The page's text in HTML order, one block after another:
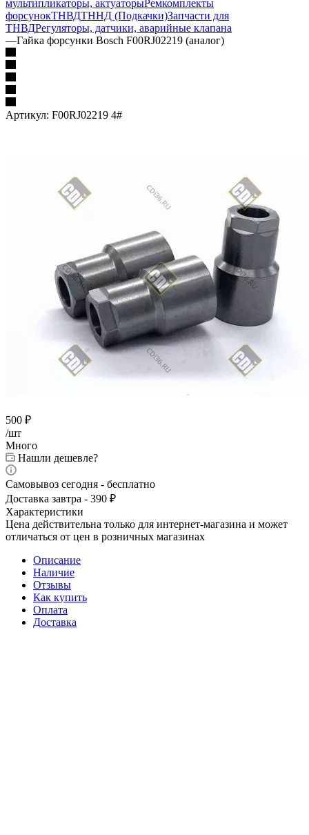
мультипликаторы, актуаторыРемкомплекты
форсунокТНВДТННД (Подкачки)Запчасти для
ТНВДРегуляторы, датчики, аварийные клапана
—Гайка форсунки Bosch F00RJ02219 (аналог)
Артикул: F00RJ02219 4#
500 ₽
/шт
Много
Нашли дешевле?
Самовывоз сегодня - бесплатно
Доставка завтра - 390 ₽
Характеристики
Цена действительна только для интернет-магазина и может
отличаться от цен в розничных магазинах
Описание
Наличие
Отзывы
Как купить
Оплата
Доставка